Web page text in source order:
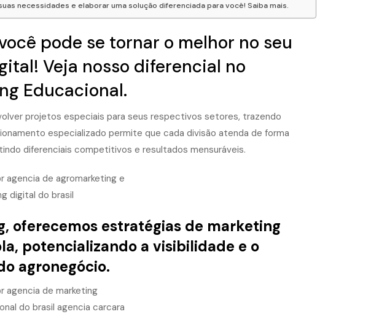
necessidades e elaborar uma solução diferenciada para você! Saiba mais.
pode se tornar o melhor no seu
Veja nosso diferencial no
Educacional.
projetos especiais para seus respectivos setores, trazendo
especializado permite que cada divisão atenda de forma
diferenciais competitivos e resultados mensuráveis.
, oferecemos estratégias de marketing
potencializando a visibilidade e o
agronegócio.